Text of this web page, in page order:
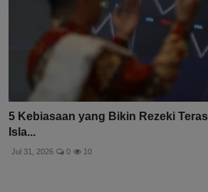
5 Kebiasaan yang Bikin Rezeki
Isla...
Jul 31, 2026 0 10